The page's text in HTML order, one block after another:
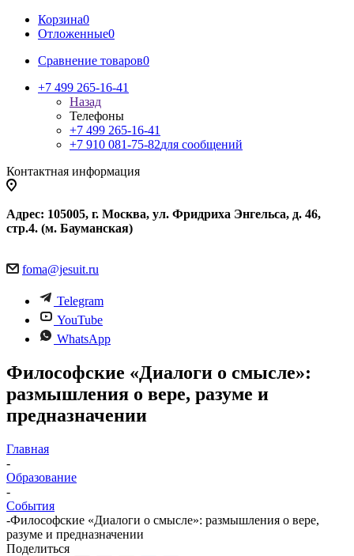
Корзина0
Отложенные0
Сравнение товаров0
+7 499 265-16-41
Назад
Телефоны
+7 499 265-16-41
+7 910 081-75-82для сообщений
Контактная информация
Адрес: 105005, г. Москва, ул. Фридриха Энгельса, д. 46,
стр.4. (м. Бауманская)
foma@jesuit.ru
Telegram
YouTube
WhatsApp
Философские «Диалоги о смысле»:
размышления о вере, разуме и
предназначении
Главная
-
Образование
-
События
-Философские «Диалоги о смысле»: размышления о вере,
разуме и предназначении
Поделиться